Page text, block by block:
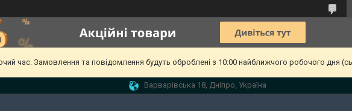
час. Замовлення та повідомлення будуть оброблені з 10:00 найближчого робочого дня
Варварівська 18, Дніпро, Україна